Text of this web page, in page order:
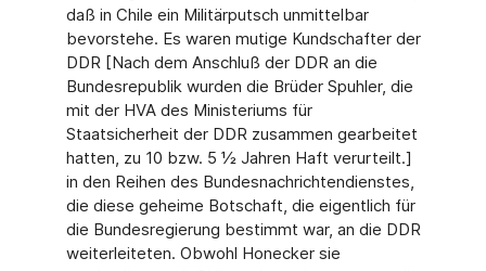
daß in Chile ein Militärputsch unmittelbar
bevorstehe. Es waren mutige Kundschafter der
DDR [Nach dem Anschluß der DDR an die
Bundesrepublik wurden die Brüder Spuhler, die
mit der HVA des Ministeriums für
Staatsicherheit der DDR zusammen gearbeitet
hatten, zu 10 bzw. 5 ½ Jahren Haft verurteilt.]
in den Reihen des Bundesnachrichtendienstes,
die diese geheime Botschaft, die eigentlich für
die Bundesregierung bestimmt war, an die DDR
weiterleiteten. Obwohl Honecker sie